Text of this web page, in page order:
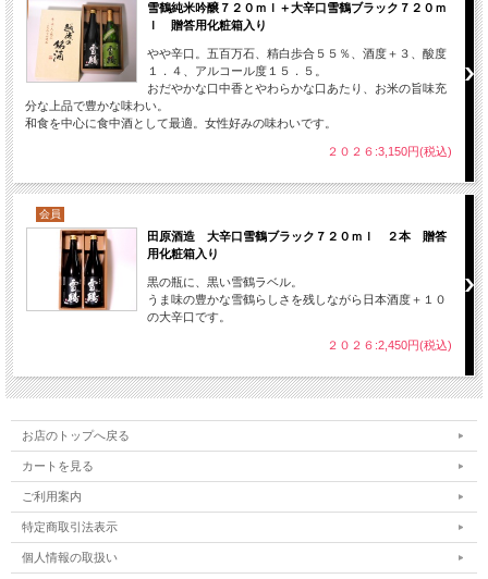
雪鶴純米吟醸７２０ｍｌ＋大辛口雪鶴ブラック７２０ｍ
ｌ 贈答用化粧箱入り
やや辛口。五百万石、精白歩合５５％、酒度＋３、酸度
１．４、アルコール度１５．５。
おだやかな口中香とやわらかな口あたり、お米の旨味充
分な上品で豊かな味わい。
和食を中心に食中酒として最適。女性好みの味わいです。
２０２６:3,150円(税込)
会員
田原酒造 大辛口雪鶴ブラック７２０ｍｌ ２本 贈答
用化粧箱入り
黒の瓶に、黒い雪鶴ラベル。
うま味の豊かな雪鶴らしさを残しながら日本酒度＋１０
の大辛口です。
２０２６:2,450円(税込)
お店のトップへ戻る
カートを見る
ご利用案内
特定商取引法表示
個人情報の取扱い